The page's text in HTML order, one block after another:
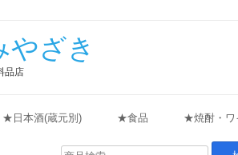
やざき
品店
★日本酒(蔵元別) ★食品 ★焼酎・ワ
検